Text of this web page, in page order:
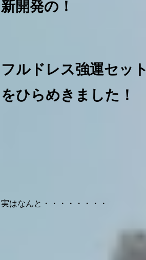
新開発の！
フルドレス強運セット
をひらめきました！
実はなんと・・・・・・・・